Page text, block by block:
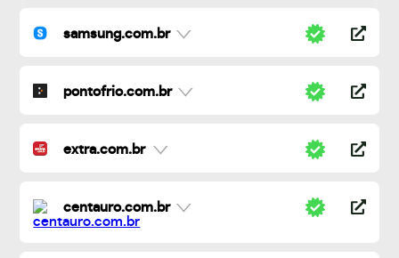
samsung.com.br
pontofrio.com.br
extra.com.br
centauro.com.br